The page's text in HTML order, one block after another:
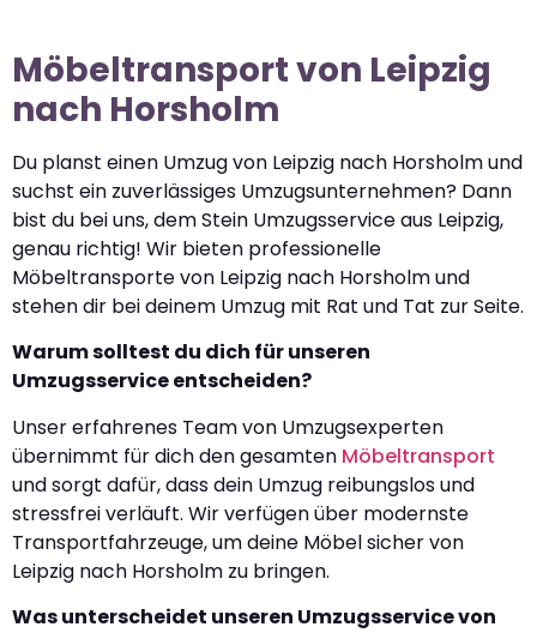
Möbeltransport von Leipzig
nach Horsholm
Du planst einen Umzug von Leipzig nach Horsholm und
suchst ein zuverlässiges Umzugsunternehmen? Dann
bist du bei uns, dem Stein Umzugsservice aus Leipzig,
genau richtig! Wir bieten professionelle
Möbeltransporte von Leipzig nach Horsholm und
stehen dir bei deinem Umzug mit Rat und Tat zur Seite.
Warum solltest du dich für unseren
Umzugsservice entscheiden?
Unser erfahrenes Team von Umzugsexperten
übernimmt für dich den gesamten Möbeltransport
und sorgt dafür, dass dein Umzug reibungslos und
stressfrei verläuft. Wir verfügen über modernste
Transportfahrzeuge, um deine Möbel sicher von
Leipzig nach Horsholm zu bringen.
Was unterscheidet unseren Umzugsservice von